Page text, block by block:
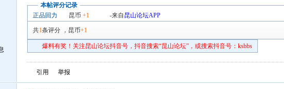
本帖评分记录
正品回力
昆币 +1 -来自 昆山论坛APP
共1条评分 ， 昆币+1
爆料有奖！关注昆山论坛抖音号，抖音搜索“昆山论坛”，或搜索抖音号：ksbbs
引用 举报